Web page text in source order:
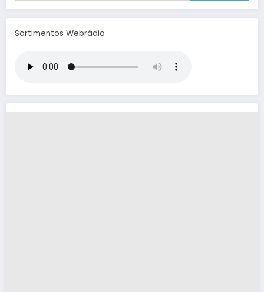
Sortimentos Webrádio